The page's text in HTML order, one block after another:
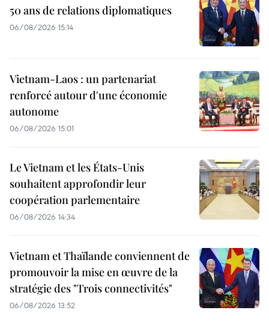
50 ans de relations diplomatiques
06/08/2026 15:14
Vietnam-Laos : un partenariat
renforcé autour d'une économie
autonome
06/08/2026 15:01
Le Vietnam et les États-Unis
souhaitent approfondir leur
coopération parlementaire
06/08/2026 14:34
Vietnam et Thaïlande conviennent de
promouvoir la mise en œuvre de la
stratégie des "Trois connectivités"
06/08/2026 13:52